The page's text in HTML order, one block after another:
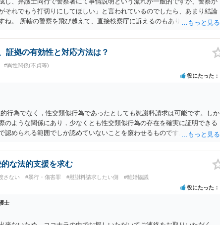
それでもう打切りにしてほしい」と言われているのでしたら、あまり結論
ね。 所轄の警察を飛び越えて、直接検察庁に訴えるのもありかもしれない
い」とうたっている弁護士に相談してみてはいかがでしょうか。 以上、
証拠の有効性と対応方法は？
#異性関係(不貞等)
役にたった
行為でなく，性交類似行為であったとしても慰謝料請求は可能です。しか
のような関係にあり，少なくとも性交類似行為の存在を確実に証明できる
認められる範囲でしか認めていないことを窺わせるものです。）。ですか
になるかもしれません。 ②夫との今後のことを考えて書いてもらうか否か
。今ある証拠以上のことを証明（証明力を強めることも含む）できるので
との関係との均衡のように思います。 ③行政書士に委任をしているのであ
のか不明ですが，その行政書士との協議になると思います。請求するか，
や，相手方は性交類似行為は認めているのか，それさえも否定しているの
変わってくると思います。 ④性交類似行為を認めているにもかかわらず支
（行政書士でも同じだと思います。）への対応ではあまり変わらないよう
な法的支援を求む
さない #暴行・傷害罪 #慰謝料請求したい側 #離婚協議
役にたった
士